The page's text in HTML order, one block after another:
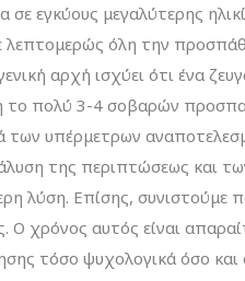
σε εγκύους μεγαλύτερης
λεπτομερώς όλη την
αρχή ισχύει ότι ένα
πολύ 3-4 σοβαρών
των υπέρμετρων
της περιπτώσεως και
λύση. Επίσης, συνιστούμε
O χρόνος αυτός είναι
τόσο ψυχολογικά όσο